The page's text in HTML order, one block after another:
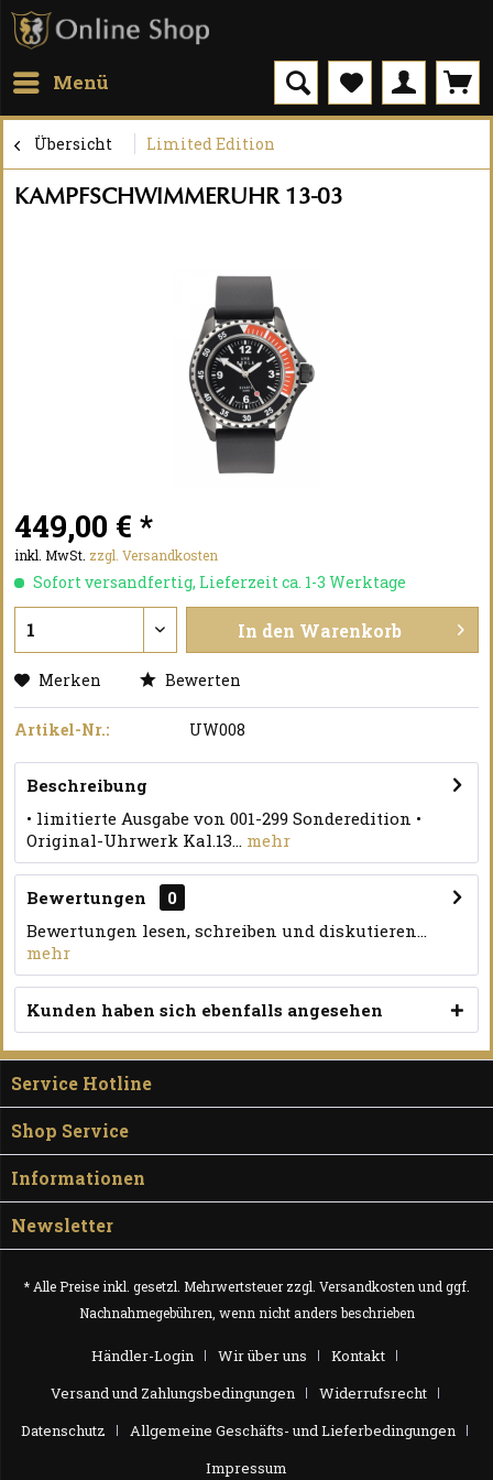
Menü
Übersicht Limited Edition
KAMPFSCHWIMMERUHR 13-03
449,00 € *
inkl. MwSt. zzgl. Versandkosten
Sofort versandfertig, Lieferzeit ca. 1-3 Werktage
In den Warenkorb
Merken Bewerten
Artikel-Nr.: UW008
Beschreibung
• limitierte Ausgabe von 001-299 Sonderedition •
Original-Uhrwerk Kal.13... mehr
Bewertungen
0
Bewertungen lesen, schreiben und diskutieren...
mehr
Kunden haben sich ebenfalls angesehen
Service Hotline
Shop Service
Informationen
Newsletter
* Alle Preise inkl. gesetzl. Mehrwertsteuer zzgl. Versandkostenund ggf.
Nachnahmegebühren, wenn nicht anders beschrieben
Händler-Login Wir über uns
Kontakt
Versand und Zahlungsbedingungen
Widerrufsrecht
Datenschutz
Allgemeine Geschäfts- und Lieferbedingungen
Impressum